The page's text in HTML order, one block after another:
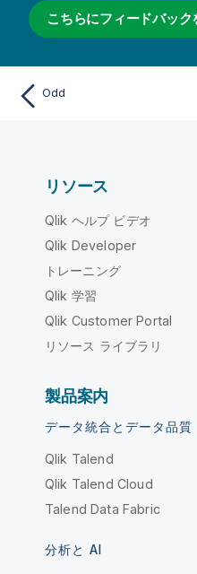
こちらにフィードバッ
Odd
リソース
Qlik ヘルプ ビデオ
Qlik Developer
トレーニング
Qlik 学習
Qlik Customer Portal
リソース ライブラリ
製品案内
データ統合とデータ品質
Qlik Talend
Qlik Talend Cloud
Talend Data Fabric
分析と AI